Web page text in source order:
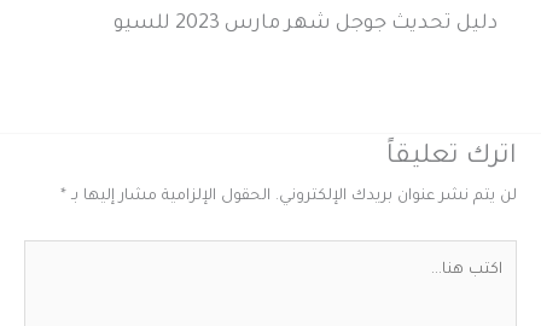
دليل تحديث جوجل شهر مارس 2023 للسيو
اترك تعليقاً
لن يتم نشر عنوان بريدك الإلكتروني. الحقول الإلزامية مشار إليها بـ *